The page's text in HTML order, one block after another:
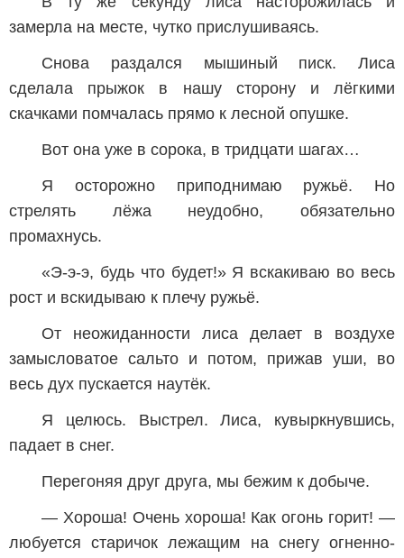
замерла на месте, чутко прислушиваясь.
Снова раздался мышиный писк. Лиса
сделала прыжок в нашу сторону и лёгкими
скачками помчалась прямо к лесной опушке.
Вот она уже в сорока, в тридцати шагах…
Я осторожно приподнимаю ружьё. Но
стрелять лёжа неудобно, обязательно
промахнусь.
«Э-э-э, будь что будет!» Я вскакиваю во весь
рост и вскидываю к плечу ружьё.
От неожиданности лиса делает в воздухе
замысловатое сальто и потом, прижав уши, во
весь дух пускается наутёк.
Я целюсь. Выстрел. Лиса, кувыркнувшись,
падает в снег.
Перегоняя друг друга, мы бежим к добыче.
— Хороша! Очень хороша! Как огонь горит! —
любуется старичок лежащим на снегу огненно-